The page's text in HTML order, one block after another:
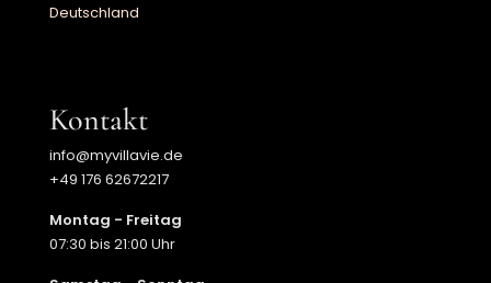
Deutschland
Kontakt
info@myvillavie.de
+49 176 62672217
Montag - Freitag
07:30 bis 21:00 Uhr